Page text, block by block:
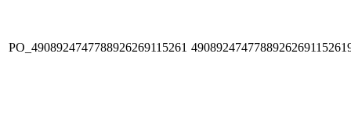
PO_4908924747788926269115261